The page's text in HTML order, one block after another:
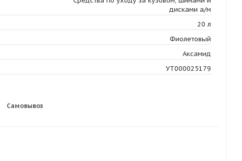
дисками а/м
20 л
Фиолетовый
Аксамид
УТ000025179
Самовывоз